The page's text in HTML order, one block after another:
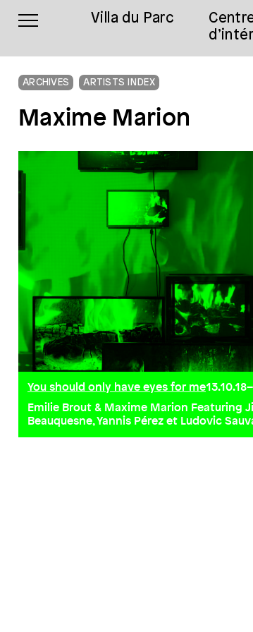
Villa du Parc
ARCHIVES ARTISTS INDEX
Maxime Marion
You should only have eyes for me
Emilie Brout & Maxime Marion Featuring
Beauquesne, Yannis Pérez et Ludovic